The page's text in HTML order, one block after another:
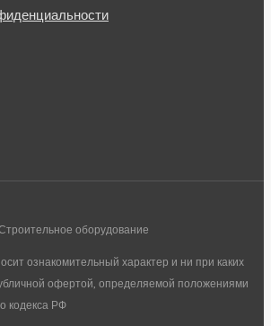
оборудование
ознакомительный характер и ни при каких
офертой, определяемой положениями
кодекса РФ